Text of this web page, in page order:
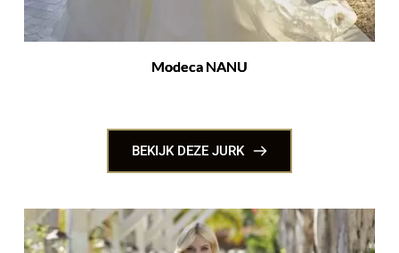
Modeca NANU
BEKIJK DEZE JURK